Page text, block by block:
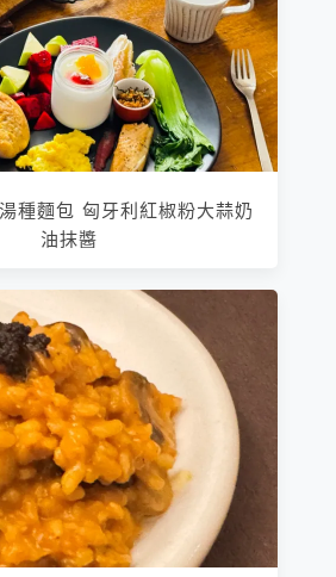
種麵包 匈牙利紅椒粉大蒜奶
油抹醬